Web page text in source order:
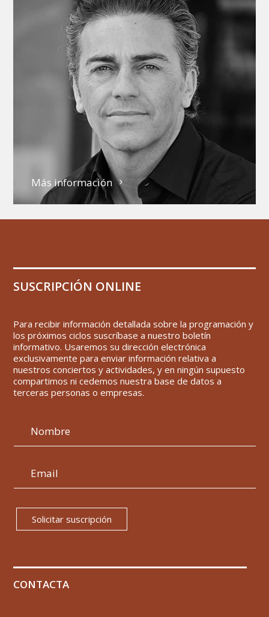
Más información
SUSCRIPCIÓN ONLINE
Para recibir información detallada sobre la programación y
los próximos ciclos suscríbase a nuestro boletín
informativo. Usaremos su dirección electrónica
exclusivamente para enviar información relativa a
nuestros conciertos y actividades, y en ningún supuesto
compartimos ni cedemos nuestra base de datos a
terceras personas o empresas.
Solicitar suscripción
CONTACTA